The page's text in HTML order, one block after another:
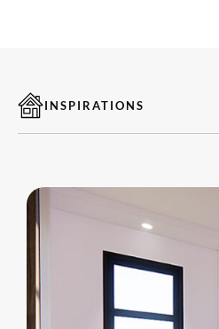
INSPIRATIONS